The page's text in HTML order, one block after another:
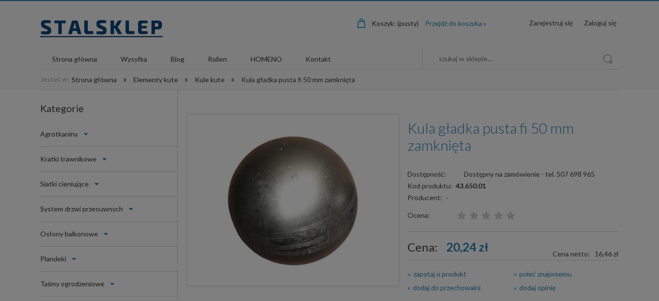
Zarejestruj się Zaloguj się
Koszyk: (pusty)
Strona główna Wysyłka Blog Rollen HOMENO Kontakt
Jesteś w: Strona główna » Elementy kute » Kule kute » Kula gładka pusta fi 50 mm zamknięta
Kategorie
Agrotkaniny
Kratki trawnikowe
Siatki cieniujące
System drzwi przesuwnych
Osłony balkonowe
Plandeki
Taśmy ogrodzeniowe
Kula gładka pusta fi 50 mm
zamknięta
Dostępność:
Dostępny na zamówienie - tel. 507 698 965
Kod produktu: 43.650.01
Producent: -
Ocena:
Cena: 20,24 zł Cena netto: 16,46 zł
zapytaj o produkt
poleć znajomemu
dodaj do przechowalni
dodaj opinię